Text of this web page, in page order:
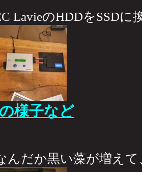
LavieのHDDをSSDに
様子など
んだか黒い藻が増え